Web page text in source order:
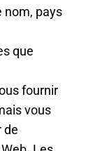
nom, pays
que
fournir
vous
de